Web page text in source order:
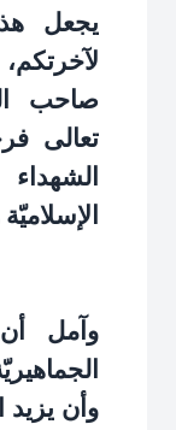
يجعل
صاحب
تعالى
وآمل
وأن يزيد